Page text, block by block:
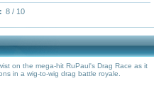
8 / 10
on the mega-hit RuPaul's Drag Race as it
in a wig-to-wig drag battle royale.